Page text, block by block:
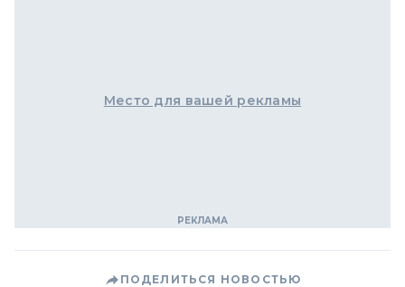
Место для вашей рекламы
ПОДЕЛИТЬСЯ НОВОСТЬЮ